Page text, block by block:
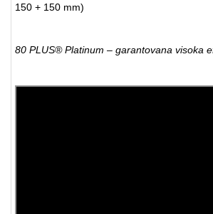
150 + 150 mm)
80 PLUS® Platinum – garantovana visoka